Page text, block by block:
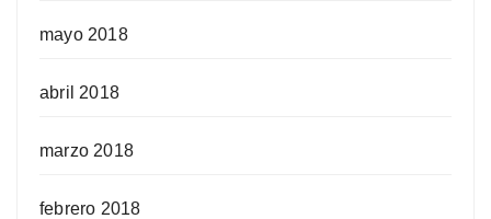
mayo 2018
abril 2018
marzo 2018
febrero 2018